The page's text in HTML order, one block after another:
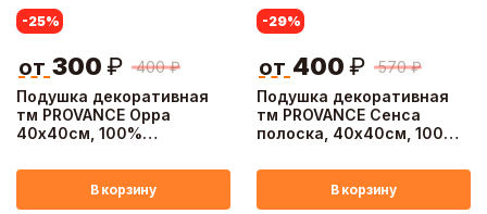
Подушка декоративная
тм PROVANCE Орра
40х40см, 100%
-25%
400 ₽
от 300 ₽
В корзину
Подушка декоративная
тм PROVANCE Сенса
полоска, 40х40см, 100%
-29%
570 ₽
от 400 ₽
В корзину